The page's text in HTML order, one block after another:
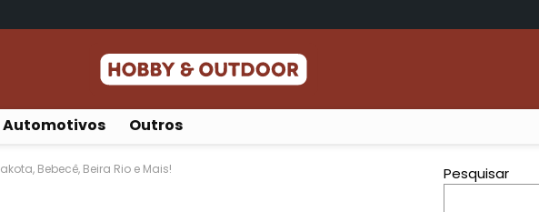
Automotivos Outros
Bebecê, Beira Rio e Mais! Pesquisar